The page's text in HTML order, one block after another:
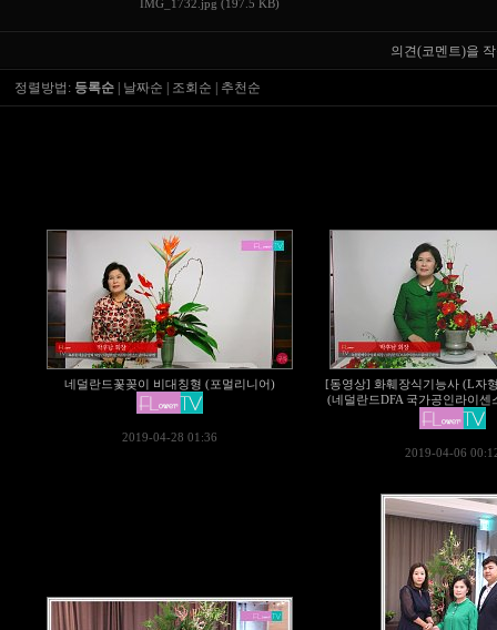
IMG_1732.jpg (197.5 KB)
의견(코멘트)을
정렬방법: 등록순 날짜순 조회순 추천순
네덜란드꽃꽂이 비대칭형 (포멀리니어)
2019-04-28 01:36
[동영상] 화훼장식기능사 (L자
(네덜란드DFA 국가공인라이센
2019-04-06